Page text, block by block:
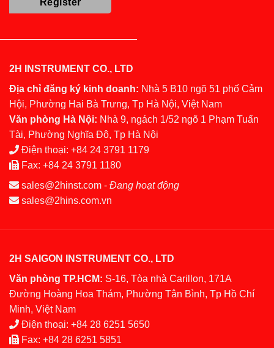
2H INSTRUMENT CO., LTD
Địa chỉ đăng ký kinh doanh: Nhà 5 B10 ngõ 51 phố Cảm
Hội, Phường Hai Bà Trưng, Tp Hà Nội, Việt Nam
Văn phòng Hà Nội: Nhà 9, ngách 1/52 ngõ 1 Phạm Tuấn
Tài, Phường Nghĩa Đô, Tp Hà Nội
Điện thoại: +84 24 3791 1179
Fax: +84 24 3791 1180
sales@2hinst.com - Đang hoạt động
sales@2hins.com.vn
2H SAIGON INSTRUMENT CO., LTD
Văn phòng TP.HCM: S-16, Tòa nhà Carillon, 171A
Đường Hoàng Hoa Thám, Phường Tân Bình, Tp Hồ Chí
Minh, Việt Nam
Điện thoại: +84 28 6251 5650
Fax: +84 28 6251 5851